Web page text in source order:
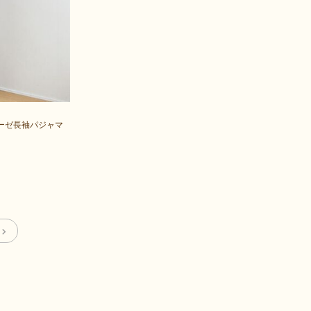
ゼ長袖パジャマ